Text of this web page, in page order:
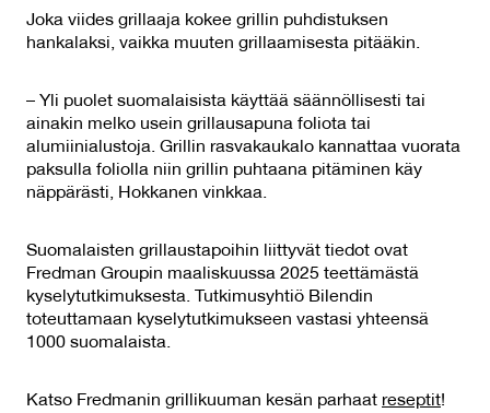
Joka viides grillaaja kokee grillin puhdistuksen
hankalaksi, vaikka muuten grillaamisesta pitääkin.
– Yli puolet suomalaisista käyttää säännöllisesti tai
ainakin melko usein grillausapuna foliota tai
alumiinialustoja. Grillin rasvakaukalo kannattaa vuorata
paksulla foliolla niin grillin puhtaana pitäminen käy
näppärästi, Hokkanen vinkkaa.
Suomalaisten grillaustapoihin liittyvät tiedot ovat
Fredman Groupin maaliskuussa 2025 teettämästä
kyselytutkimuksesta. Tutkimusyhtiö Bilendin
toteuttamaan kyselytutkimukseen vastasi yhteensä
1000 suomalaista.
Katso Fredmanin grillikuuman kesän parhaat reseptit!